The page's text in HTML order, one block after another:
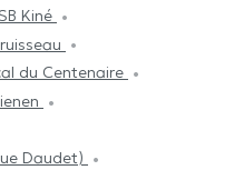
SB Kiné
du Centenaire
Daudet)